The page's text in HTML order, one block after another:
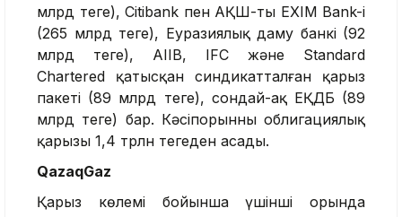
млрд теңге), Citibank пен АҚШ-тың EXIM Bank-і
(265 млрд теңге), Еуразиялық даму банкі (92
млрд теңге), AIIB, IFC және Standard
Chartered қатысқан синдикатталған қарыз
пакеті (89 млрд теңге), сондай-ақ ЕҚДБ (89
млрд теңге) бар. Кәсіпорынның облигациялық
қарызы 1,4 трлн теңгеден асады.
QazaqGaz
Қарыз көлемі бойынша үшінші орында